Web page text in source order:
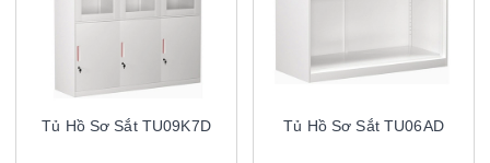
Tủ Hồ Sơ Sắt TU09K7D Tủ Hồ Sơ Sắt TU06AD